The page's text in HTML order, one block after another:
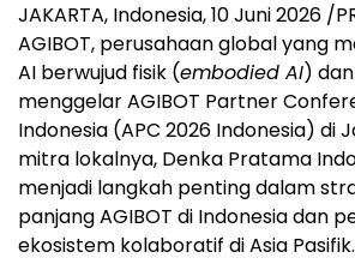
JAKARTA, Indonesia, 10 Juni 2026 /
AGIBOT, perusahaan global yang
AI berwujud fisik (embodied AI)
menggelar AGIBOT Partner
Indonesia (APC 2026 Indonesia) di
mitra lokalnya, Denka Pratama
menjadi langkah penting dalam
panjang AGIBOT di Indonesia dan
ekosistem kolaboratif di Asia Pasifik.